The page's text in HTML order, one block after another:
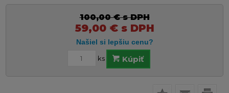
100,00 €s DPH
59,00 €s DPH
ks Kúpiť